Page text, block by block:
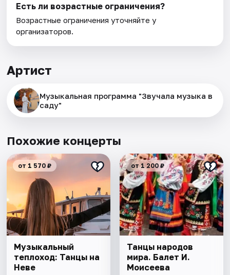
Есть ли возрастные ограничения?
Возрастные ограничения уточняйте у
организаторов.
Артист
Музыкальная программа "Звучала музыка в
саду"
Похожие концерты
от 1 570 ₽
Музыкальный
теплоход: Танцы на
Неве
от 1 200 ₽
Танцы народов
мира. Балет И.
Моисеева